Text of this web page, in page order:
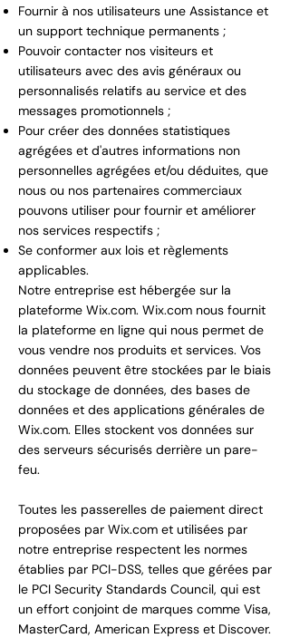
Fournir à nos utilisateurs une Assistance et
un support technique permanents ;
Pouvoir contacter nos visiteurs et
utilisateurs avec des avis généraux ou
personnalisés relatifs au service et des
messages promotionnels ;
Pour créer des données statistiques
agrégées et d'autres informations non
personnelles agrégées et/ou déduites, que
nous ou nos partenaires commerciaux
pouvons utiliser pour fournir et améliorer
nos services respectifs ;
Se conformer aux lois et règlements
applicables.
Notre entreprise est hébergée sur la
plateforme Wix.com. Wix.com nous fournit
la plateforme en ligne qui nous permet de
vous vendre nos produits et services. Vos
données peuvent être stockées par le biais
du stockage de données, des bases de
données et des applications générales de
Wix.com. Elles stockent vos données sur
des serveurs sécurisés derrière un pare-
feu.
Toutes les passerelles de paiement direct
proposées par Wix.com et utilisées par
notre entreprise respectent les normes
établies par PCI-DSS, telles que gérées par
le PCI Security Standards Council, qui est
un effort conjoint de marques comme Visa,
MasterCard, American Express et Discover.